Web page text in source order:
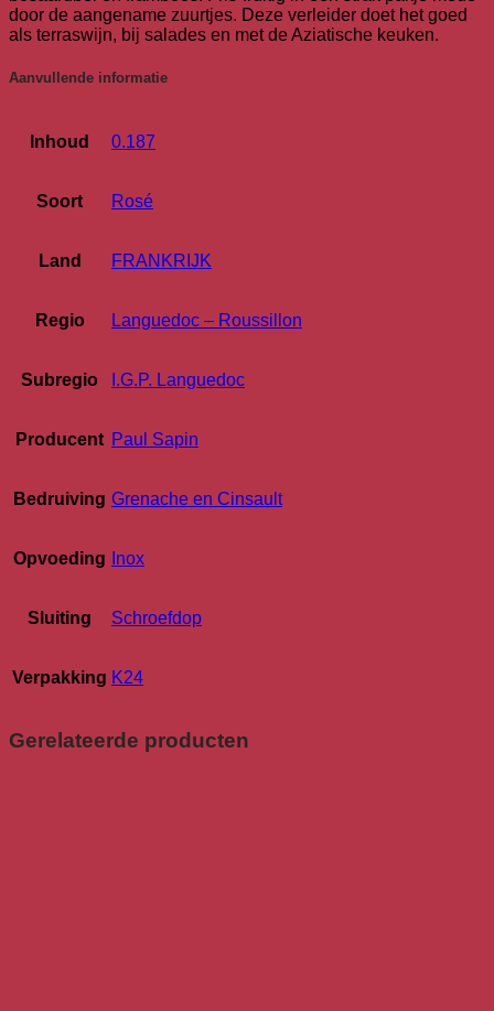
door de aangename zuurtjes. Deze verleider doet het goed
als terraswijn, bij salades en met de Aziatische keuken.
Aanvullende informatie
Inhoud 0.187
Soort Rosé
Land FRANKRIJK
Regio Languedoc – Roussillon
Subregio I.G.P. Languedoc
Producent Paul Sapin
Bedruiving Grenache en Cinsault
Opvoeding Inox
Sluiting Schroefdop
Verpakking K24
Gerelateerde producten